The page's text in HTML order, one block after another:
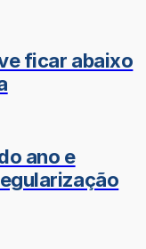
ficar abaixo
ano e